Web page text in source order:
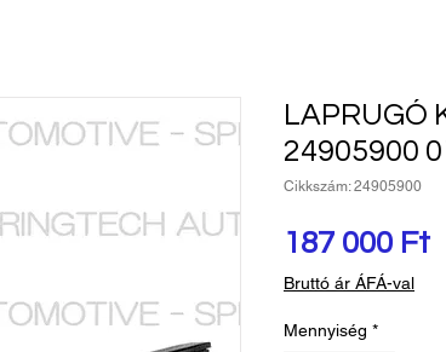
LAPRUGÓ
24905900
Cikkszám: 24905900
187 000 FtÁr
Bruttó ár ÁFÁ-val
Mennyiség *